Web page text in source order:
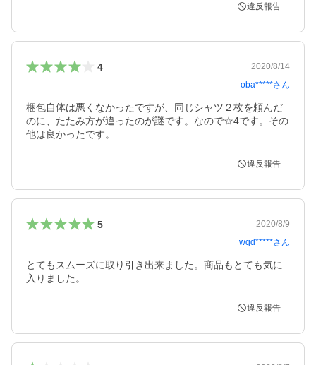
違反報告
4
2020/8/14
oba*****さん
梱包自体は悪くなかったですが、同じシャツ２枚を頼んだ
のに、たたみ方が違ったのが謎です。なので☆4です。その
他は良かったです。
違反報告
5
2020/8/9
wqd*****さん
とてもスムーズに取り引き出来ました。商品もとても気に
入りました。
違反報告